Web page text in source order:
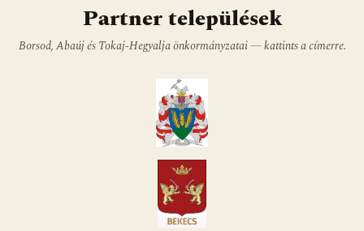
Partner települések
Borsod, Abaúj és Tokaj-Hegyalja önkormányzatai — kattints a címerre.